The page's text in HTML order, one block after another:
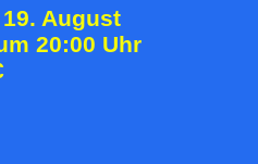
August
20:00 Uhr